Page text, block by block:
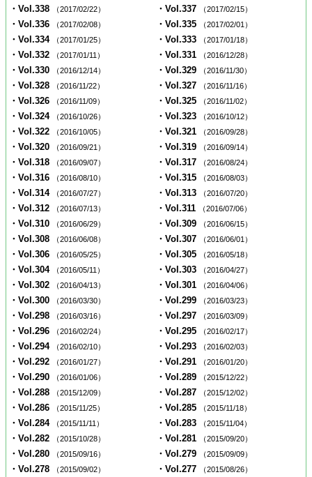
・Vol.338 （2017/02/22） ・Vol.337 （2017/02/15）
・Vol.336 （2017/02/08） ・Vol.335 （2017/02/01）
・Vol.334 （2017/01/25） ・Vol.333 （2017/01/18）
・Vol.332 （2017/01/11） ・Vol.331 （2016/12/28）
・Vol.330 （2016/12/14） ・Vol.329 （2016/11/30）
・Vol.328 （2016/11/22） ・Vol.327 （2016/11/16）
・Vol.326 （2016/11/09） ・Vol.325 （2016/11/02）
・Vol.324 （2016/10/26） ・Vol.323 （2016/10/12）
・Vol.322 （2016/10/05） ・Vol.321 （2016/09/28）
・Vol.320 （2016/09/21） ・Vol.319 （2016/09/14）
・Vol.318 （2016/09/07） ・Vol.317 （2016/08/24）
・Vol.316 （2016/08/10） ・Vol.315 （2016/08/03）
・Vol.314 （2016/07/27） ・Vol.313 （2016/07/20）
・Vol.312 （2016/07/13） ・Vol.311 （2016/07/06）
・Vol.310 （2016/06/29） ・Vol.309 （2016/06/15）
・Vol.308 （2016/06/08） ・Vol.307 （2016/06/01）
・Vol.306 （2016/05/25） ・Vol.305 （2016/05/18）
・Vol.304 （2016/05/11） ・Vol.303 （2016/04/27）
・Vol.302 （2016/04/13） ・Vol.301 （2016/04/06）
・Vol.300 （2016/03/30） ・Vol.299 （2016/03/23）
・Vol.298 （2016/03/16） ・Vol.297 （2016/03/09）
・Vol.296 （2016/02/24） ・Vol.295 （2016/02/17）
・Vol.294 （2016/02/10） ・Vol.293 （2016/02/03）
・Vol.292 （2016/01/27） ・Vol.291 （2016/01/20）
・Vol.290 （2016/01/06） ・Vol.289 （2015/12/22）
・Vol.288 （2015/12/09） ・Vol.287 （2015/12/02）
・Vol.286 （2015/11/25） ・Vol.285 （2015/11/18）
・Vol.284 （2015/11/11） ・Vol.283 （2015/11/04）
・Vol.282 （2015/10/28） ・Vol.281 （2015/09/20）
・Vol.280 （2015/09/16） ・Vol.279 （2015/09/09）
・Vol.278 （2015/09/02） ・Vol.277 （2015/08/26）